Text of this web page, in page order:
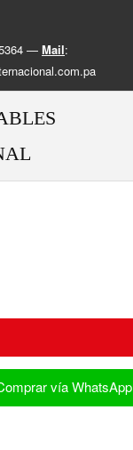
— Mail:
vía WhatsApp